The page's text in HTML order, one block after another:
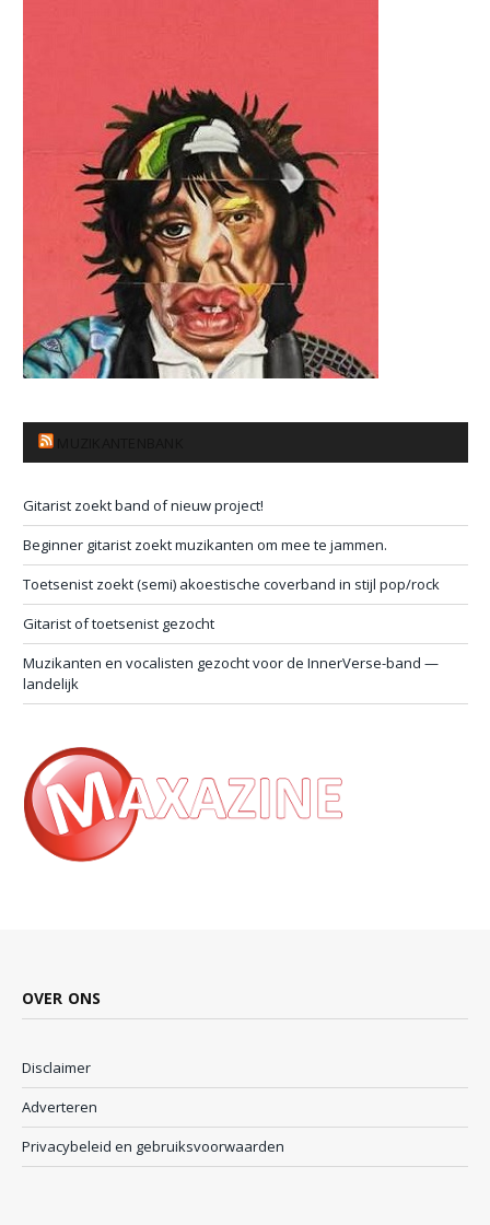
Gitarist zoekt band of nieuw project!
Beginner gitarist zoekt muzikanten om mee te jammen.
Toetsenist zoekt (semi) akoestische coverband in stijl pop/rock
Gitarist of toetsenist gezocht
Muzikanten en vocalisten gezocht voor de InnerVerse-band —
landelijk
OVER ONS
Disclaimer
Adverteren
Privacybeleid en gebruiksvoorwaarden